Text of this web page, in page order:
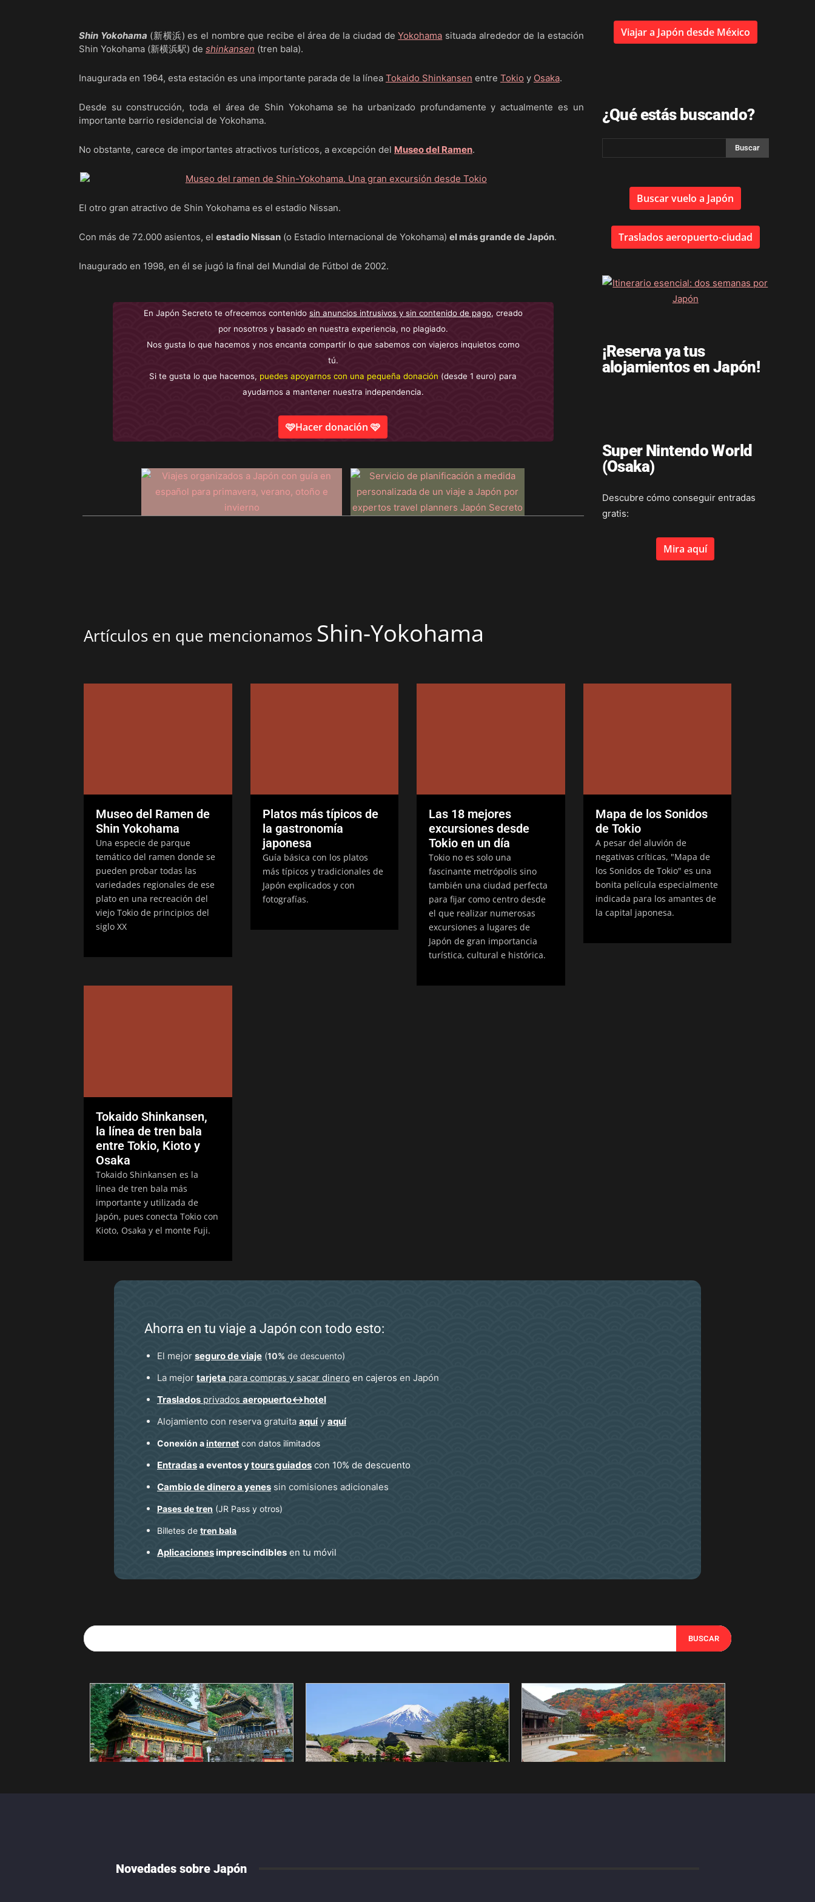
Shin Yokohama (新横浜) es el nombre que recibe el área de la ciudad deYokohama situada alrededor de la estación
Shin Yokohama (新横浜駅) de shinkansen (tren bala).
Inaugurada en 1964, esta estación es una importante parada de la línea Tokaido Shinkansen entre Tokio y Osaka.
Desde su construcción, toda el área de Shin Yokohama se ha urbanizado profundamente y actualmente es un
importante barrio residencial de Yokohama.
No obstante, carece de importantes atractivos turísticos, a excepción del Museo del Ramen.
El otro gran atractivo de Shin Yokohama es el estadio Nissan.
Con más de 72.000 asientos, el estadio Nissan (o Estadio Internacional de Yokohama) el más grande de Japón.
Inaugurado en 1998, en él se jugó la final del Mundial de Fútbol de 2002.
En Japón Secreto te ofrecemos contenido sin anuncios intrusivos y sin contenido de pago, creado
por nosotros y basado en nuestra experiencia, no plagiado.
Nos gusta lo que hacemos y nos encanta compartir lo que sabemos con viajeros inquietos como
tú.
Si te gusta lo que hacemos, puedes apoyarnos con una pequeña donación (desde 1 euro) para
ayudarnos a mantener nuestra independencia.
🩷Hacer donación 🩷
Viajar a Japón desde México
¿Qué estás buscando?
Buscar vuelo a Japón
Traslados aeropuerto-ciudad
¡Reserva ya tus
alojamientos en Japón!
Super Nintendo World
(Osaka)
Descubre cómo conseguir entradas
gratis:
Mira aquí
Artículos en que mencionamos Shin-Yokohama
Museo del Ramen de
Shin Yokohama
Una especie de parque
temático del ramen donde se
pueden probar todas las
variedades regionales de ese
plato en una recreación del
viejo Tokio de principios del
siglo XX
Platos más típicos de
la gastronomía
japonesa
Guía básica con los platos
más típicos y tradicionales de
Japón explicados y con
fotografías.
Las 18 mejores
excursiones desde
Tokio en un día
Tokio no es solo una
fascinante metrópolis sino
también una ciudad perfecta
para fijar como centro desde
el que realizar numerosas
excursiones a lugares de
Japón de gran importancia
turística, cultural e histórica.
Mapa de los Sonidos
de Tokio
A pesar del aluvión de
negativas críticas, "Mapa de
los Sonidos de Tokio" es una
bonita película especialmente
indicada para los amantes de
la capital japonesa.
Tokaido Shinkansen,
la línea de tren bala
entre Tokio, Kioto y
Osaka
Tokaido Shinkansen es la
línea de tren bala más
importante y utilizada de
Japón, pues conecta Tokio con
Kioto, Osaka y el monte Fuji.
Ahorra en tu viaje a Japón con todo esto:
El mejor seguro de viaje (10% de descuento)
La mejor tarjeta para compras y sacar dinero en cajeros en Japón
Traslados privados aeropuerto↔hotel
Alojamiento con reserva gratuita aquíy aquí
Conexión ainternet con datos ilimitados
Entradasa eventos ytours guiados con 10% de descuento
Cambio de dinero a yenes sin comisiones adicionales
Pases de tren (JR Pass y otros)
Billetes de tren bala
Aplicacionesimprescindibles en tu móvil
BUSCAR
Novedades sobre Japón